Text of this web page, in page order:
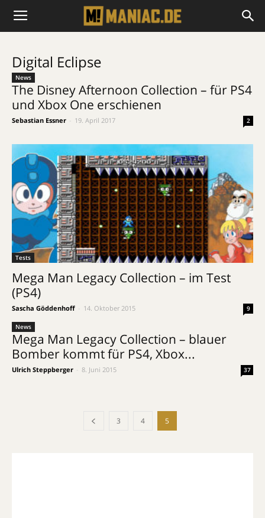
Digital Eclipse
News
The Disney Afternoon Collection – für PS4
und Xbox One erschienen
Sebastian Essner 19. April 2017 2
Tests
Mega Man Legacy Collection – im Test
(PS4)
Sascha Göddenhoff 14. Oktober 2015 9
News
Mega Man Legacy Collection – blauer
Bomber kommt für PS4, Xbox...
Ulrich Steppberger 8. Juni 2015 37
3 4 5